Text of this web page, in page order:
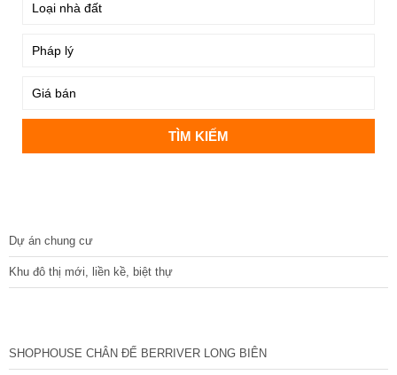
Dự án chung cư
Khu đô thị mới, liền kề, biệt thự
SHOPHOUSE CHÂN ĐẾ BERRIVER LONG BIÊN